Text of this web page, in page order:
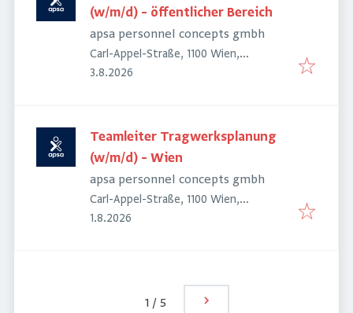
(w/m/d) – öffentlicher Bereich
apsa personnel concepts gmbh
Carl-Appel-Straße, 1100 Wien,
Österreich
Veröffentlicht
3.8.2026
Teamleiter Tragwerksplanung
(w/m/d) – Wien
apsa personnel concepts gmbh
Carl-Appel-Straße, 1100 Wien,
Österreich
Veröffentlicht
1.8.2026
1/ 5